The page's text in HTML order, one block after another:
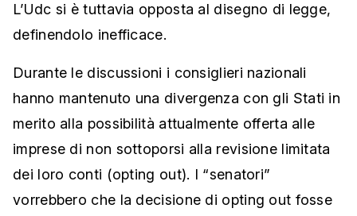
L’Udc si è tuttavia opposta al disegno di legge,
definendolo inefficace.
Durante le discussioni i consiglieri nazionali
hanno mantenuto una divergenza con gli Stati in
merito alla possibilità attualmente offerta alle
imprese di non sottoporsi alla revisione limitata
dei loro conti (opting out). I “senatori”
vorrebbero che la decisione di opting out fosse